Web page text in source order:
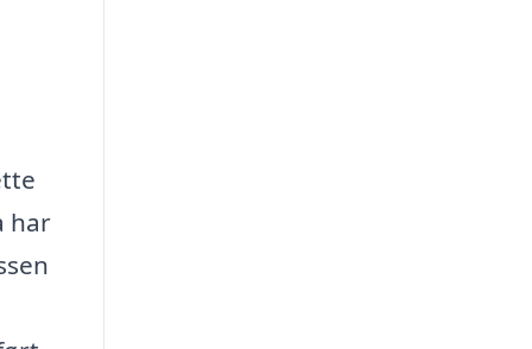
har